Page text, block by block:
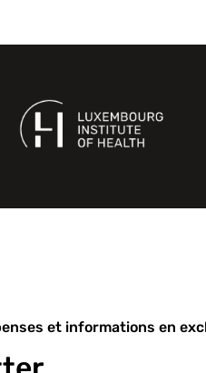
et informations en